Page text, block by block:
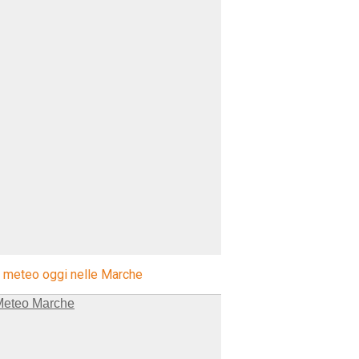
meteo oggi nelle Marche